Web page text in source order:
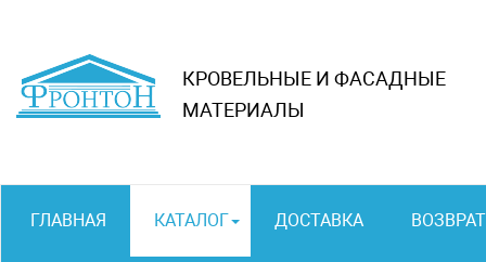
КРОВЕЛЬНЫЕ И ФАСАДНЫЕ
МАТЕРИАЛЫ
ГЛАВНАЯ КАТАЛОГ ДОСТАВКА ВОЗВРАТ